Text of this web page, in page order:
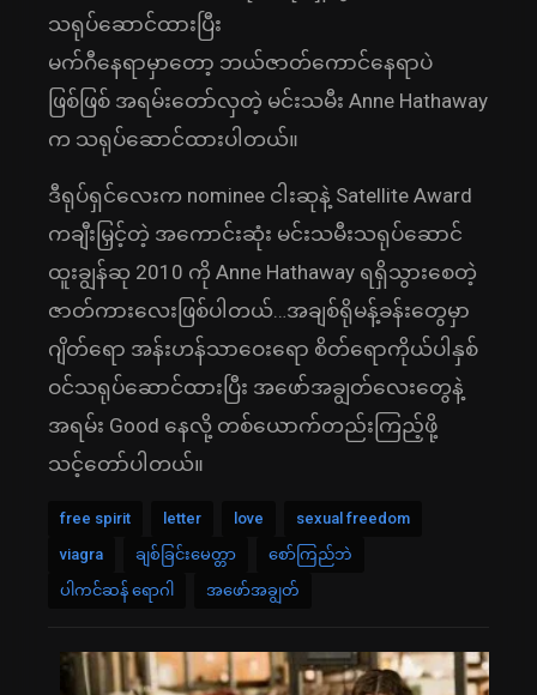
သရုပ်ဆောင်ထားပြီး
မက်ဂီနေရာမှာတော့ ဘယ်ဇာတ်ကောင်နေရာပဲ
ဖြစ်ဖြစ် အရမ်းတော်လှတဲ့ မင်းသမီး Anne Hathaway
က သရုပ်ဆောင်ထားပါတယ်။
ဒီရုပ်ရှင်လေးက nominee ငါးဆုနဲ့ Satellite Award
ကချီးမြှင့်တဲ့ အကောင်းဆုံး မင်းသမီးသရုပ်ဆောင်
ထူးချွန်ဆု 2010 ကို Anne Hathaway ရရှိသွားစေတဲ့
ဇာတ်ကားလေးဖြစ်ပါတယ်…အချစ်ရိုမန့်ခန်းတွေမှာ
ဂျိတ်ရော အန်းဟန်သာဝေးရော စိတ်ရောကိုယ်ပါနှစ်
ဝင်သရုပ်ဆောင်ထားပြီး အဖော်အချွတ်လေးတွေနဲ့
အရမ်း Good နေလို့ တစ်ယောက်တည်းကြည့်ဖို့
သင့်တော်ပါတယ်။
free spirit letter love
sexual freedom
viagra
ချစ်ခြင်းမေတ္တာ
စော်ကြည်ဘဲ
ပါကင်ဆန် ရောဂါ
အဖော်အချွတ်